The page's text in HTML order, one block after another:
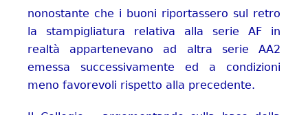
nonostante che i buoni riportassero sul retro
la stampigliatura relativa alla serie AF in
realtà appartenevano ad altra serie AA2
emessa successivamente ed a condizioni
meno favorevoli rispetto alla precedente.